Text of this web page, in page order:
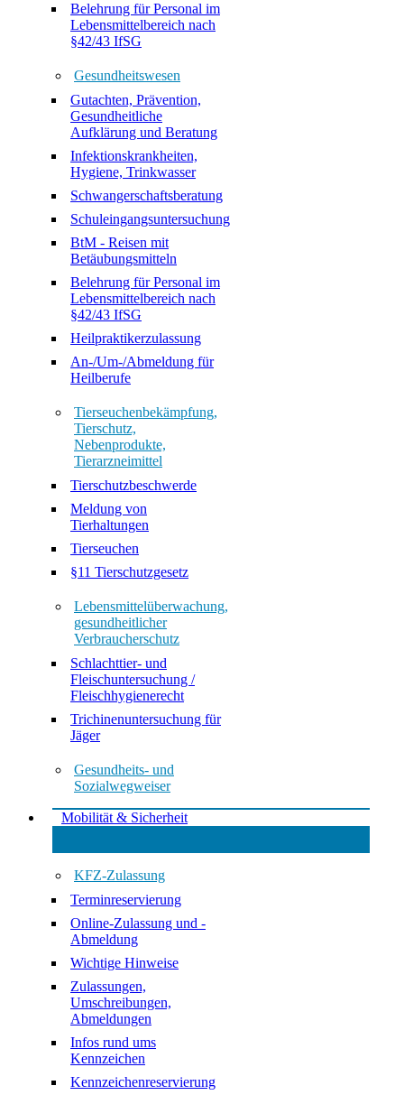
Belehrung für Personal im
Lebensmittelbereich nach
§42/43 IfSG
Gesundheitswesen
Gutachten, Prävention,
Gesundheitliche
Aufklärung und Beratung
Infektionskrankheiten,
Hygiene, Trinkwasser
Schwangerschaftsberatung
Schuleingangsuntersuchung
BtM - Reisen mit
Betäubungsmitteln
Belehrung für Personal im
Lebensmittelbereich nach
§42/43 IfSG
Heilpraktikerzulassung
An-/Um-/Abmeldung für
Heilberufe
Tierseuchenbekämpfung,
Tierschutz,
Nebenprodukte,
Tierarzneimittel
Tierschutzbeschwerde
Meldung von
Tierhaltungen
Tierseuchen
§11 Tierschutzgesetz
Lebensmittelüberwachung,
gesundheitlicher
Verbraucherschutz
Schlachttier- und
Fleischuntersuchung /
Fleischhygienerecht
Trichinenuntersuchung für
Jäger
Gesundheits- und
Sozialwegweiser
Mobilität & Sicherheit
KFZ-Zulassung
Terminreservierung
Online-Zulassung und -
Abmeldung
Wichtige Hinweise
Zulassungen,
Umschreibungen,
Abmeldungen
Infos rund ums
Kennzeichen
Kennzeichenreservierung